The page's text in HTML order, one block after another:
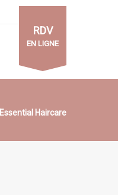
RDV
EN LIGNE
Essential Haircare